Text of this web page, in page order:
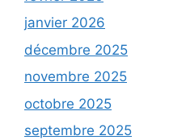
janvier 2026
décembre 2025
novembre 2025
octobre 2025
septembre 2025